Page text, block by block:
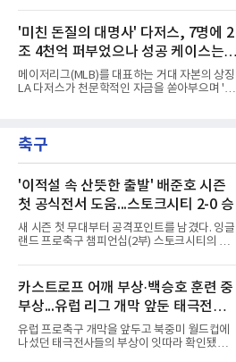
그리고 대체 불가능한 경쟁력에 대한 평가다.
144경기를 치른다고
한 이들의 사투는 저마다의 방식으로 치열하게
전개되는 중이다. 태평양 건너에서 써 내려가고
있는 다섯 선수의 성적표와 현재 처지를 사자성
어로 진단해 본다.김하성은 사면초가에 직면했
다. 잇따른 부상과 이로 인한 긴 공백기는 선수
개인에게 치명적인 타격이었다. 여기에 FA 계약
을 앞둔 시점에서 터져 나온 부진까지 겹치며,
동시에 이뤄내야 하는 그의 앞길에는 그 어느 때
보다 차갑고 무거운 시
'미친 돈질의 대명사' 다저스, 7명에 2
조 4천억 퍼부었으나 성공 케이스는
오타니와 야마모토뿐
메이저리그(MLB)를 대표하는 거대 자본의 상징
LA 다저스가 천문학적인 자금을 쏟아부으며 '스
뒤흔들겠다는 전략이었지만, 실상은 뼈아픈 부
작용만 떠안은 모양새다.다저스가 최근 몇 년간
17억 2,300만 달러에 달한다. 현재 환율을 기준
으로 환산하면 약 2조 4200억원이라는 경악스
러운 금액이다. 오직 자본의 힘만으로 메이저리
그를 정복하겠다는 프런트의 의지가 얼마나 거
대했는지를 보여주는 대목이다.그러나 이 엄청
난 투자의 승수 효과는 기대에
축구
'이적설 속 산뜻한 출발' 배준호 시즌
첫 공식전서 도움...스토크시티 2-0 승
새 시즌 첫 무대부터 공격포인트를 남겼다. 잉글
랜드 프로축구 챔피언십(2부) 스토크시티의 배
호는 9일(한국시간) 영국 스토크온트렌트의 베
트365 스타디움에서 열린 올덤 애슬레틱(4부)과
의 2026-2027시즌 잉글랜드 풋볼리그컵(EFL
컵) 1라운드에서 팀의 2-0 승리에 쐐기를 박는
골을 도왔다.투입 직후 결정적인 장면을 만들었
다. 1-0으로 앞서던 후반 21분 그라운드를 밟은
그는 후반 37분 상대 수비 라인 사이를 찌르는
카스트로프 어깨 부상·백승호 훈련 중
부상...유럽 리그 개막 앞둔 태극전사
악재
유럽 프로축구 개막을 앞두고 북중미 월드컵에
나섰던 태극전사들의 부상이 잇따라 확인됐다.